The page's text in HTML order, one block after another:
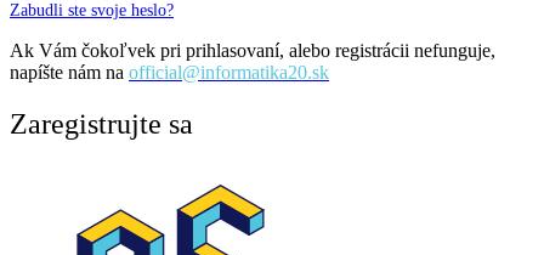
Zabudli ste svoje heslo?
Ak Vám čokoľvek pri prihlasovaní, alebo registrácii nefunguje,
napíšte nám na official@informatika20.sk
Zaregistrujte sa